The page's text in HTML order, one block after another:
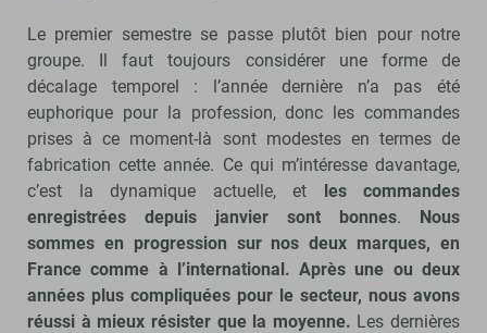
Le premier semestre se passe plutôt bien pour notre
groupe. Il faut toujours considérer une forme de
décalage temporel : l’année dernière n’a pas été
euphorique pour la profession, donc les commandes
prises à ce moment-là sont modestes en termes de
fabrication cette année. Ce qui m’intéresse davantage,
c’est la dynamique actuelle, et les commandes
enregistrées depuis janvier sont bonnes. Nous
sommes en progression sur nos deux marques, en
France comme à l’international. Après une ou deux
années plus compliquées pour le secteur, nous avons
réussi à mieux résister que la moyenne. Les dernières